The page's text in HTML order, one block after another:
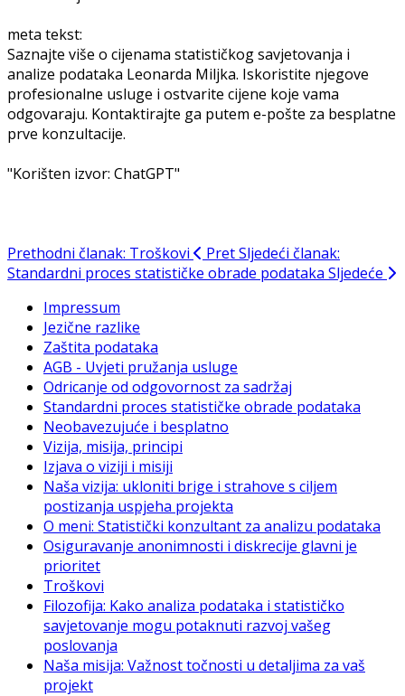
meta tekst:
Saznajte više o cijenama statističkog savjetovanja i
analize podataka Leonarda Miljka. Iskoristite njegove
profesionalne usluge i ostvarite cijene koje vama
odgovaraju. Kontaktirajte ga putem e-pošte za besplatne
prve konzultacije.
"Korišten izvor: ChatGPT"
Prethodni članak: Troškovi PretSljedeći članak:
Standardni proces statističke obrade podataka Sljedeće
Impressum
Jezične razlike
Zaštita podataka
AGB - Uvjeti pružanja usluge
Odricanje od odgovornost za sadržaj
Standardni proces statističke obrade podataka
Neobavezujuće i besplatno
Vizija, misija, principi
Izjava o viziji i misiji
Naša vizija: ukloniti brige i strahove s ciljem
postizanja uspjeha projekta
O meni: Statistički konzultant za analizu podataka
Osiguravanje anonimnosti i diskrecije glavni je
prioritet
Troškovi
Filozofija: Kako analiza podataka i statističko
savjetovanje mogu potaknuti razvoj vašeg
poslovanja
Naša misija: Važnost točnosti u detaljima za vaš
projekt